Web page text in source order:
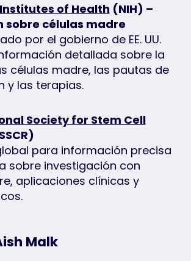
of Health (NIH) –
sobre células madre
por el gobierno de EE. UU.
detallada sobre la
células madre, las pautas de
y las terapias.
Society for Stem Cell
para información precisa
sobre investigación con
aplicaciones clínicas y
Malk